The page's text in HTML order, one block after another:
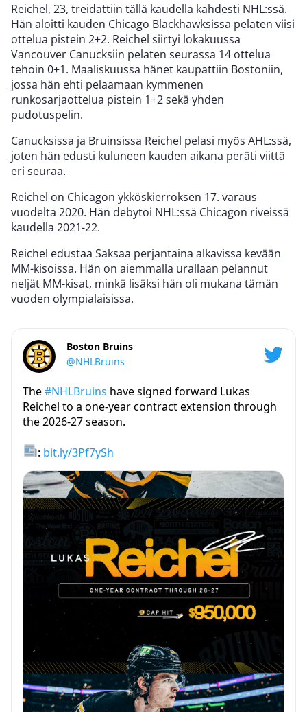
Reichel, 23, treidattiin tällä kaudella kahdesti NHL:ssä.
Hän aloitti kauden Chicago Blackhawksissa pelaten viisi
ottelua pistein 2+2. Reichel siirtyi lokakuussa
Vancouver Canucksiin pelaten seurassa 14 ottelua
tehoin 0+1. Maaliskuussa hänet kaupattiin Bostoniin,
jossa hän ehti pelaamaan kymmenen
runkosarjaottelua pistein 1+2 sekä yhden
pudotuspelin.
Canucksissa ja Bruinsissa Reichel pelasi myös AHL:ssä,
joten hän edusti kuluneen kauden aikana peräti viittä
eri seuraa.
Reichel on Chicagon ykköskierroksen 17. varaus
vuodelta 2020. Hän debytoi NHL:ssä Chicagon riveissä
kaudella 2021-22.
Reichel edustaa Saksaa perjantaina alkavissa kevään
MM-kisoissa. Hän on aiemmalla urallaan pelannut
neljät MM-kisat, minkä lisäksi hän oli mukana tämän
vuoden olympialaisissa.
Boston Bruins
@NHLBruins
The#NHLBruins have signed forward Lukas
Reichel to a one-year contract extension through
the 2026-27 season.
: bit.ly/3Pf7ySh